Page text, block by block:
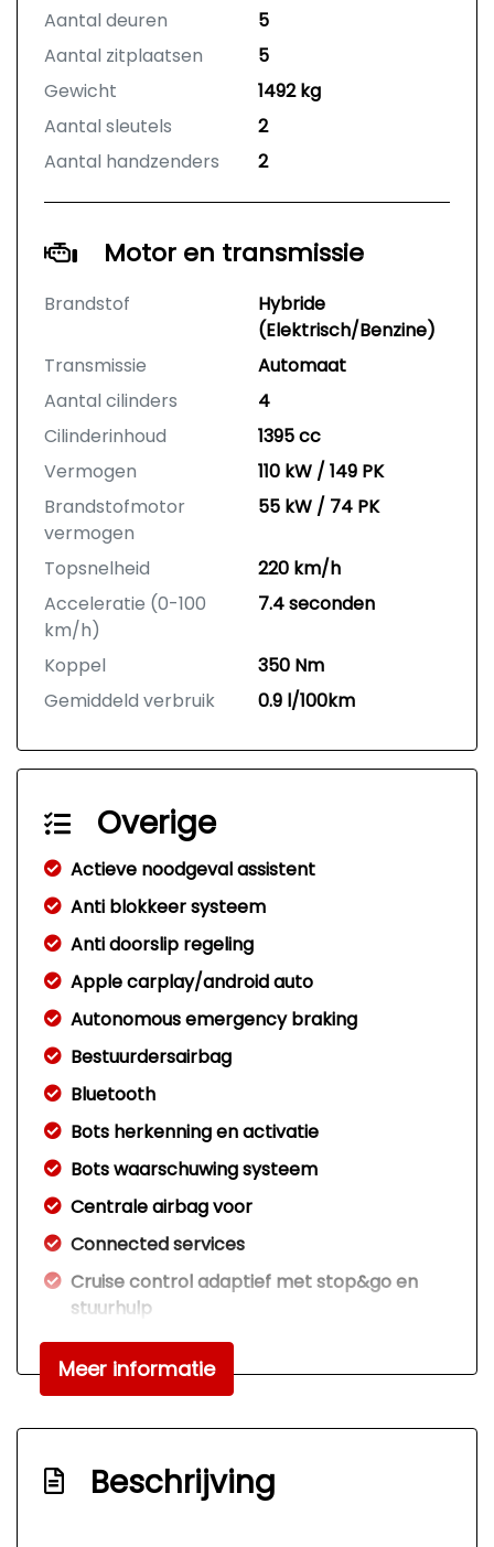
Aantal deuren
5
Aantal zitplaatsen
5
Gewicht
1492 kg
Aantal sleutels
2
Aantal handzenders
2
Motor en transmissie
Brandstof
Hybride
(Elektrisch/Benzine)
Transmissie
Automaat
Aantal cilinders
4
Cilinderinhoud
1395 cc
Vermogen
110 kW / 149 PK
Brandstofmotor
vermogen
55 kW / 74 PK
Topsnelheid
220 km/h
Acceleratie (0-100
km/h)
7.4 seconden
Koppel
350 Nm
Gemiddeld verbruik
0.9 l/100km
Overige
Actieve noodgeval assistent
Anti blokkeer systeem
Anti doorslip regeling
Apple carplay/android auto
Autonomous emergency braking
Bestuurdersairbag
Bluetooth
Bots herkenning en activatie
Bots waarschuwing systeem
Centrale airbag voor
Connected services
Cruise control adaptief met stop&go en
stuurhulp
Draadloze telefoonlader
Elektronisch stabiliteits programma
Hoofd airbag(s) voor
Meer informatie
Beschrijving